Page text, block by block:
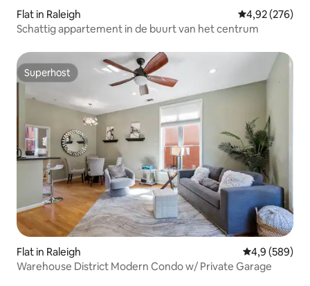
Flat in Raleigh Gemiddelde
4,92 (276)
Schattig appartement in de buurt van het centrum
Superhost
Superhost
Flat in Raleigh Gemiddelde
4,9 (589)
Warehouse District Modern Condo w/ Private Garage